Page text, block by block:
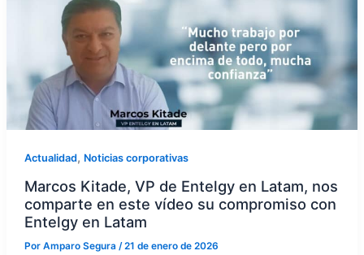
Actualidad, Noticias corporativas
Marcos Kitade, VP de Entelgy en Latam, nos
comparte en este vídeo su compromiso con
Entelgy en Latam
Por Amparo Segura /21 de enero de 2026